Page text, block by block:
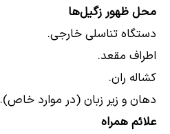
محل ظهور زگیل‌ها
دستگاه تناسلی خارجی.
اطراف مقعد.
کشاله ران.
دهان و زیر زبان (در موارد خاص).
علائم همراه